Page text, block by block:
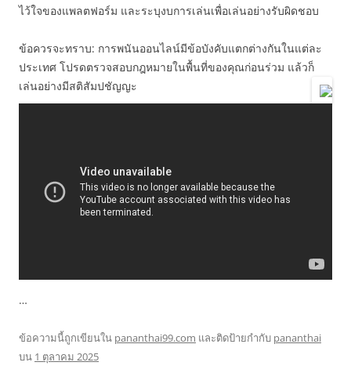
ไว้ใจของแพลตฟอร์ม และระบุงบการเล่นเพื่อเล่นอย่างรับผิดชอบ
ข้อควรจะทราบ: การพนันออนไลน์มีข้อบังคับแตกต่างกันในแต่ละ
ประเทศ โปรดตรวจสอบกฎหมายในพื้นที่ของคุณก่อนร่วม แล้วก็
เล่นอย่างมีสติสัมปชัญญะ
…
ข้อความนี้ถูกเขียนใน pananthai99.com และติดป้ายกำกับ pananthai
บน 1 ตุลาคม 2025